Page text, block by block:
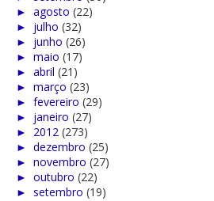
► agosto (22)
► julho (32)
► junho (26)
► maio (17)
► abril (21)
► março (23)
► fevereiro (29)
► janeiro (27)
► 2012 (273)
► dezembro (25)
► novembro (27)
► outubro (22)
► setembro (19)